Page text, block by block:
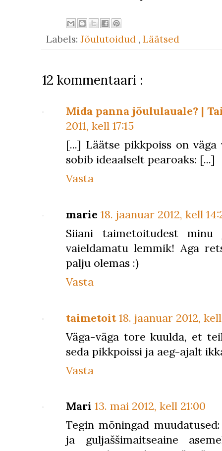
Labels: Jõulutoidud , Läätsed
12 kommentaari :
Mida panna jõululauale? |
2011, kell 17:15
[...] Läätse pikkpoiss on
sobib ideaalselt pearoaks: [...]
Vasta
marie 18. jaanuar 2012, kell
Siiani taimetoitudest
vaieldamatu lemmik! Aga
palju olemas :)
Vasta
taimetoit 18. jaanuar 2012,
Väga-väga tore kuulda, et
seda pikkpoissi ja aeg-ajalt
Vasta
Mari 13. mai 2012, kell 21:00
Tegin mõningad
ja guljaššimaitseaine